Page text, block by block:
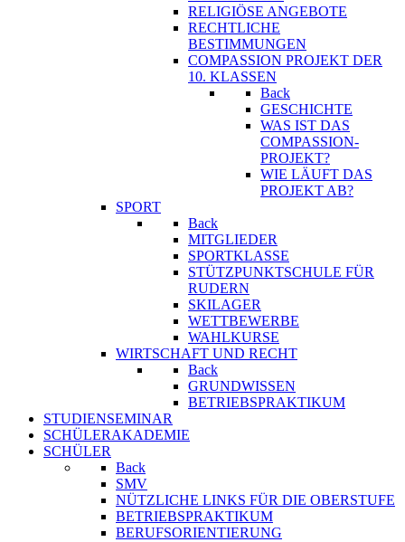
RELIGIÖSE ANGEBOTE
RECHTLICHE
BESTIMMUNGEN
COMPASSION PROJEKT DER
10. KLASSEN
Back
GESCHICHTE
WAS IST DAS
COMPASSION-
PROJEKT?
WIE LÄUFT DAS
PROJEKT AB?
SPORT
Back
MITGLIEDER
SPORTKLASSE
STÜTZPUNKTSCHULE FÜR
RUDERN
SKILAGER
WETTBEWERBE
WAHLKURSE
WIRTSCHAFT UND RECHT
Back
GRUNDWISSEN
BETRIEBSPRAKTIKUM
STUDIENSEMINAR
SCHÜLERAKADEMIE
SCHÜLER
Back
SMV
NÜTZLICHE LINKS FÜR DIE OBERSTUFE
BETRIEBSPRAKTIKUM
BERUFSORIENTIERUNG